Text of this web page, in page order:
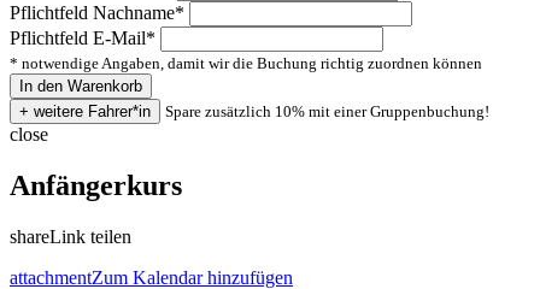
Pflichtfeld Nachname*
Pflichtfeld E-Mail*
* notwendige Angaben, damit wir die Buchung richtig zuordnen können
Spare zusätzlich 10% mit einer Gruppenbuchung!
close
Anfängerkurs
shareLink teilen
attachmentZum Kalendar hinzufügen